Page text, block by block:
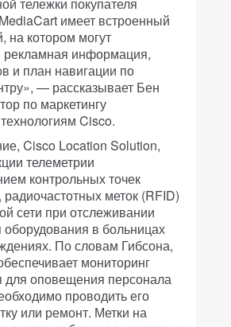
имеет встроенный
на котором могут
рекламная информация,
и план навигации по
— рассказывает Бен
по маркетингу
Cisco.
Cisco Location Solution,
телеметрии
контрольных точек
меток (RFID)
сети при отслеживании
в больницах
По словам Гибсона,
мониторинг
для оповещения персонала
проводить его
или ремонт. Метки на